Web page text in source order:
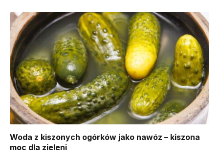
Woda z kiszonych ogórków jako nawóz – kiszona
moc dla zieleni